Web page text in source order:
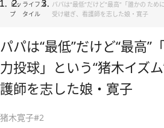
トッ
プ
ライフス
タイル
パパは“最低”だけど“最高”「誰かの ため
受け継ぎ、看護師を志した娘・寛子
パパは“最低”だけど“最高”
力投球」という“猪木イズ
護師を志した娘・寛子
猪木寛子#2